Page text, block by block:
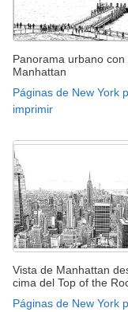
Panorama urbano con
Manhattan
Páginas de New York
imprimir
Vista de Manhattan
cima del Top of the
Páginas de New York